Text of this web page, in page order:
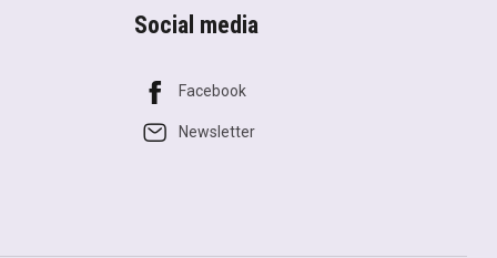
Social media
Facebook
Newsletter